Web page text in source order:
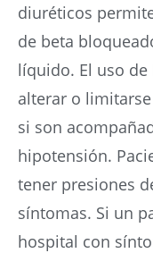
diuréticos
de beta
líquido. El uso
alterar o
si son
hipotensión.
tener presiones
síntomas. Si un
hospital con